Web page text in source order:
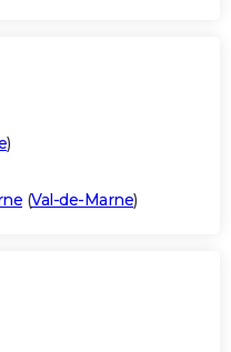
)
(Val-de-Marne)